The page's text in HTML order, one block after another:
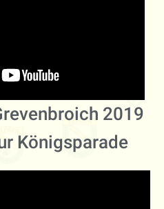
2019
Königsparade